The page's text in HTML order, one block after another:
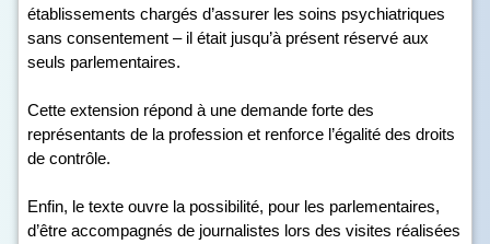
établissements chargés d’assurer les soins psychiatriques
sans consentement – il était jusqu’à présent réservé aux
seuls parlementaires.
Cette extension répond à une demande forte des
représentants de la profession et renforce l’égalité des droits
de contrôle.
Enfin, le texte ouvre la possibilité, pour les parlementaires,
d’être accompagnés de journalistes lors des visites réalisées